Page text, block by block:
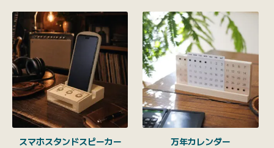
スマホスタンドスピーカー 万年カレンダー